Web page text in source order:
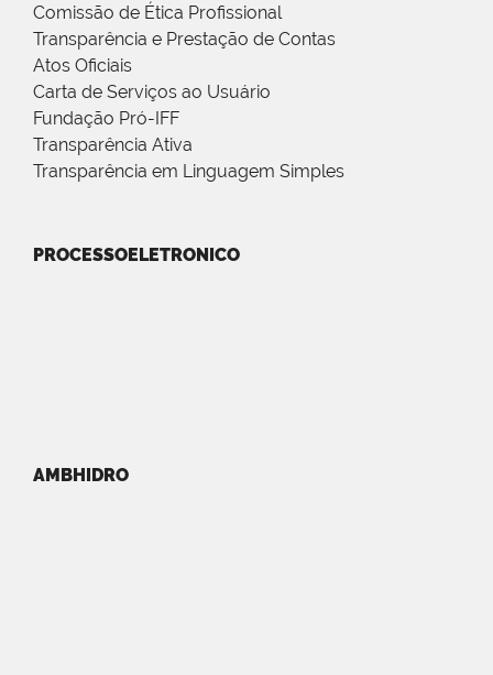
Comissão de Ética Profissional
Transparência e Prestação de Contas
Atos Oficiais
Carta de Serviços ao Usuário
Fundação Pró-IFF
Transparência Ativa
Transparência em Linguagem Simples
PROCESSOELETRONICO
AMBHIDRO